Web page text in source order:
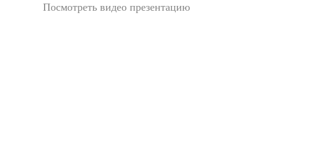
Посмотреть видео презентацию